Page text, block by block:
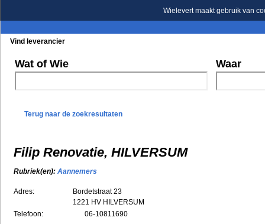
Wielevert maakt gebruik van
Vind leverancier
Wat of Wie Waar
Terug naar de zoekresultaten
Filip Renovatie, HILVERSUM
Rubriek(en): Aannemers
Adres:
Bordetstraat 23
1221 HV HILVERSUM
Telefoon:
06-10811690